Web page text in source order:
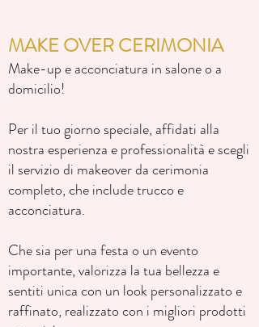
MAKE OVER CERIMONIA
Make-up e acconciatura in salone o a
domicilio!
Per il tuo giorno speciale, affidati alla
nostra esperienza e professionalità e scegli
il servizio di makeover da cerimonia
completo, che include trucco e
acconciatura.
Che sia per una festa o un evento
importante, valorizza la tua bellezza e
sentiti unica con un look personalizzato e
raffinato, realizzato con i migliori prodotti